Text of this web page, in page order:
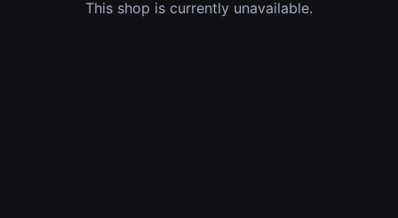
This shop is currently unavailable.